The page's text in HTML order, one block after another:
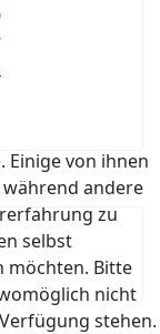
Einige von ihnen
andere
zu
selbst
möchten. Bitte
nicht
stehen.